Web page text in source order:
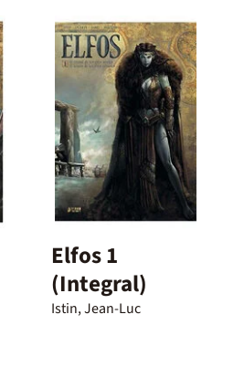
Elfos 1
(Integral)
Istin, Jean-Luc